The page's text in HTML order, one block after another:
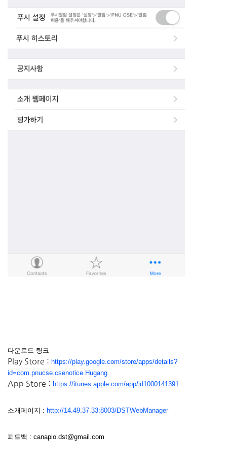
다운로드 링크
Play Store : https://play.google.com/store/apps/details?
id=com.pnucse.csenotice.Hugang
App Store : https://itunes.apple.com/app/id1000141391
소개페이지 : http://14.49.37.33:8003/DSTWebManager
피드백 : canapio.dst@gmail.com